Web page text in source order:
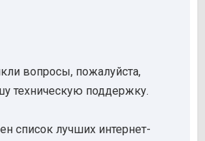
вопросы, пожалуйста,
техническую поддержку.
список лучших интернет-